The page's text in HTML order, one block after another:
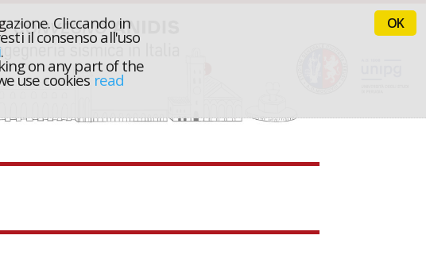
Cliccando in
il consenso all'uso
.
on any part of the
use cookies read
OK